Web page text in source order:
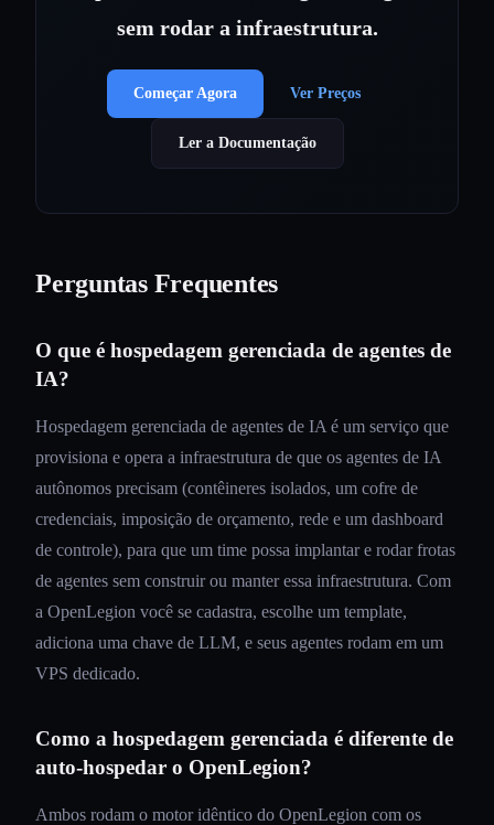
sem rodar a infraestrutura.
Começar Agora Ver Preços
Ler a Documentação
Perguntas Frequentes
O que é hospedagem gerenciada de agentes de
IA?
Hospedagem gerenciada de agentes de IA é um serviço que
provisiona e opera a infraestrutura de que os agentes de IA
autônomos precisam (contêineres isolados, um cofre de
credenciais, imposição de orçamento, rede e um dashboard
de controle), para que um time possa implantar e rodar frotas
de agentes sem construir ou manter essa infraestrutura. Com
a OpenLegion você se cadastra, escolhe um template,
adiciona uma chave de LLM, e seus agentes rodam em um
VPS dedicado.
Como a hospedagem gerenciada é diferente de
auto-hospedar o OpenLegion?
Ambos rodam o motor idêntico do OpenLegion com os